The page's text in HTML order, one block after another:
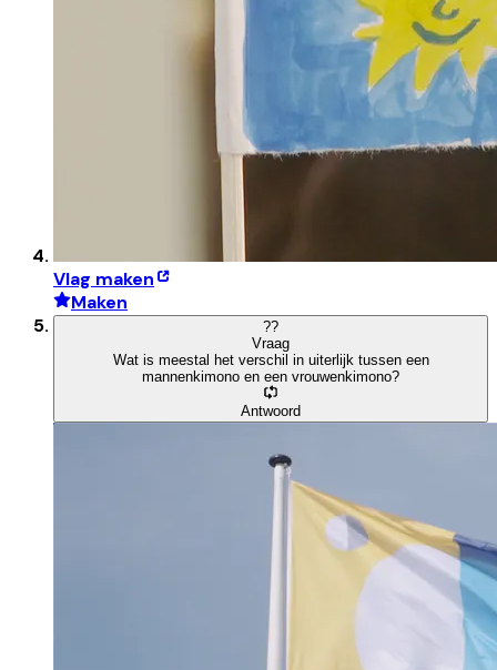
Vlag maken
Maken
??
Vraag
Wat is meestal het verschil in uiterlijk tussen een
mannenkimono en een vrouwenkimono?
Antwoord